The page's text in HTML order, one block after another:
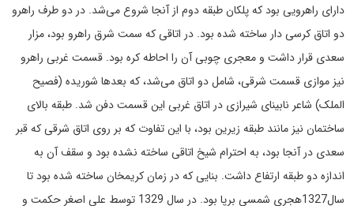
دارای راهرویی بود که پلکان طبقه دوم از آنجا شروع می‌شد. در دو طرف راهرو
دو اتاق کرسی دار ساخته شده بود. در اتاقی که سمت شرق راهرو بود، مزار
سعدی قرار داشت و معجری چوبی آن را احاطه کره بود. قسمت غربی راهرو
نیز موازی قسمت شرقی، شامل دو اتاق می‌شد، که بعدها شوریده (فصیح
الملک) شاعر نابینای شیرازی در اتاق غربی این قسمت دفن شد. طبقه بالای
ساختمان نیز مانند طبقه زیرین بود، با این تفاوت که بر روی اتاق شرقی که قبر
سعدی در آنجا بود، به احترام شیخ اتاقی ساخته نشده بود و سقف آن به
اندازه دو طبقه ارتفاع داشت. بنایی که در زمان کریمخان ساخته شده بود تا
سال1327هجری شمسی برپا بود. در سال 1329 توسط علی‌ اصغر حکمت و